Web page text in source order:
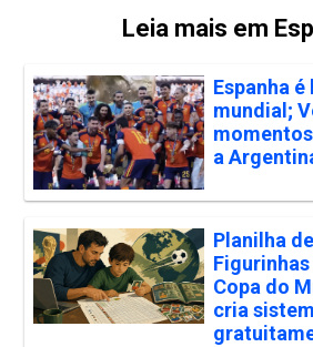
Leia mais em
Espanha
mundial;
a
Planilha
Copa do
cria